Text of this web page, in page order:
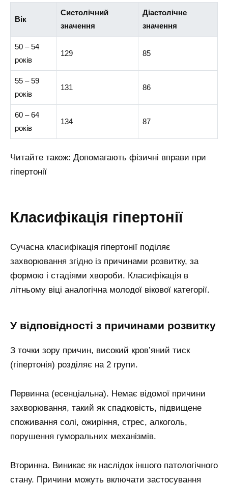
Вік
Систолічний
значення
Діастолічне
значення
50 – 54
років
129 85
55 – 59
років
131 86
60 – 64
років
134 87
Читайте також: Допомагають фізичні вправи при
гіпертонії
Класифікація гіпертонії
Сучасна класифікація гіпертонії поділяє
захворювання згідно із причинами розвитку, за
формою і стадіями хвороби. Класифікація в
літньому віці аналогічна молодої вікової категорії.
У відповідності з причинами розвитку
З точки зору причин, високий кров’яний тиск
(гіпертонія) розділяє на 2 групи.
Первинна (есенціальна). Немає відомої причини
захворювання, такий як спадковість, підвищене
споживання солі, ожиріння, стрес, алкоголь,
порушення гуморальних механізмів.
Вторинна. Виникає як наслідок іншого патологічного
стану. Причини можуть включати застосування